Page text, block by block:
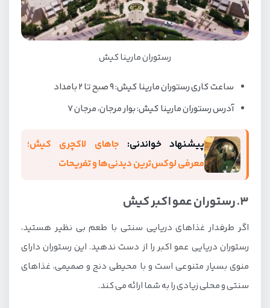
رستوران مارینا کیش
ساعت کاری رستوران مارینا کیش: 9 صبح تا 2 بامداد
آدرس رستوران مارینا کیش: بوار مرجان، مرجان 7
پیشنهاد خواندنی: جاهای لاکچری کیش؛
معرفی لوکس‌ترین دیدنی‌ها و تفریحات
3. رستوران عمو اکبر کیش
اگر طرفدار غذاهای دریایی سنتی با طعم بی نظیر هستید،
رستوران دریایی عمو اکبر را از دست ندهید. این رستوران دارای
منوی بسیار متنوعی است و با محیطی دنج و صمیمی، غذاهای
سنتی و محلی زیادی را به شما ارائه می کند.